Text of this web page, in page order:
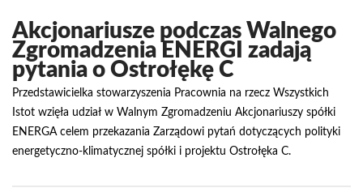
Akcjonariusze podczas Walnego
Zgromadzenia ENERGI zadają
pytania o Ostrołękę C
Przedstawicielka stowarzyszenia Pracownia na rzecz Wszystkich
Istot wzięła udział w Walnym Zgromadzeniu Akcjonariuszy spółki
ENERGA celem przekazania Zarządowi pytań dotyczących polityki
energetyczno-klimatycznej spółki i projektu Ostrołęka C.